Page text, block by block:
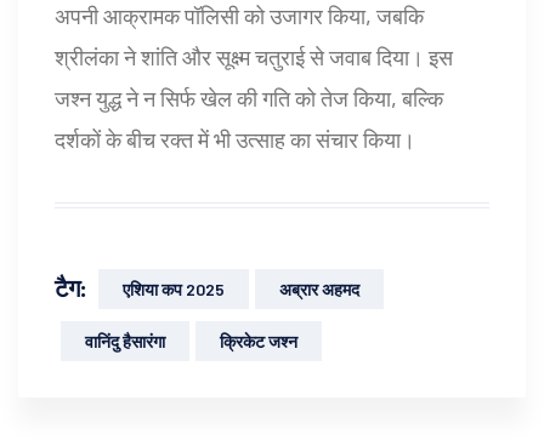
अपनी आक्रामक पॉलिसी को उजागर किया, जबकि
श्रीलंका ने शांति और सूक्ष्म चतुराई से जवाब दिया। इस
जश्न युद्ध ने न सिर्फ खेल की गति को तेज किया, बल्कि
दर्शकों के बीच रक्त में भी उत्साह का संचार किया।
टैग: एशिया कप 2025 अब्रार अहमद
वानिंदु हैसारंगा क्रिकेट जश्न